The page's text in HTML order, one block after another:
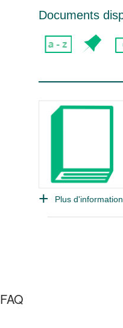
Documents
Plus
FAQ